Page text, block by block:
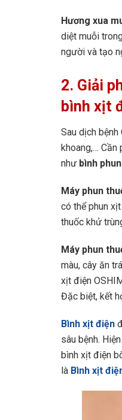
Hương xua
diệt muỗi
người và tạo
2. Giải
bình xịt
Sau dịch
khoang,… Cần
như bình
Máy phun
có thể phun
thuốc khử
Máy phun
màu, cây ăn
xịt điện
Đặc biệt, kết
Bình xịt điện
sâu bệnh.
bình xịt điện
là Bình xịt